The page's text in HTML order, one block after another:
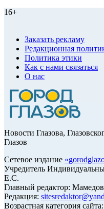
16+
Заказать рекламу
Редакционная
Политика этики
Как с нами связаться
О нас
Новости Глазова,
Глазов
Сетевое издание «
Учредитель
Е.С.
Главный редактор:
Редакция:
Возрастная категория